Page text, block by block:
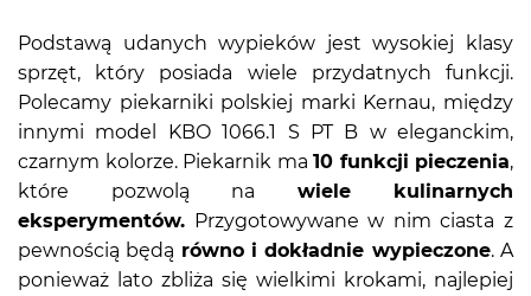
Podstawą udanych wypieków jest wysokiej klasy
sprzęt, który posiada wiele przydatnych funkcji.
Polecamy piekarniki polskiej marki Kernau, między
innymi model KBO 1066.1 S PT B w eleganckim,
czarnym kolorze. Piekarnik ma 10 funkcji pieczenia,
które pozwolą na wiele kulinarnych
eksperymentów. Przygotowywane w nim ciasta z
pewnością będą równo i dokładnie wypieczone. A
ponieważ lato zbliża się wielkimi krokami, najlepiej